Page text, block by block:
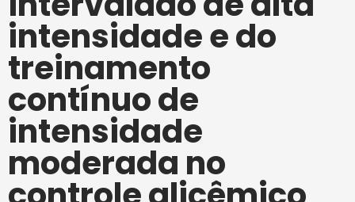
intensidade e do
treinamento
contínuo de
intensidade
moderada no